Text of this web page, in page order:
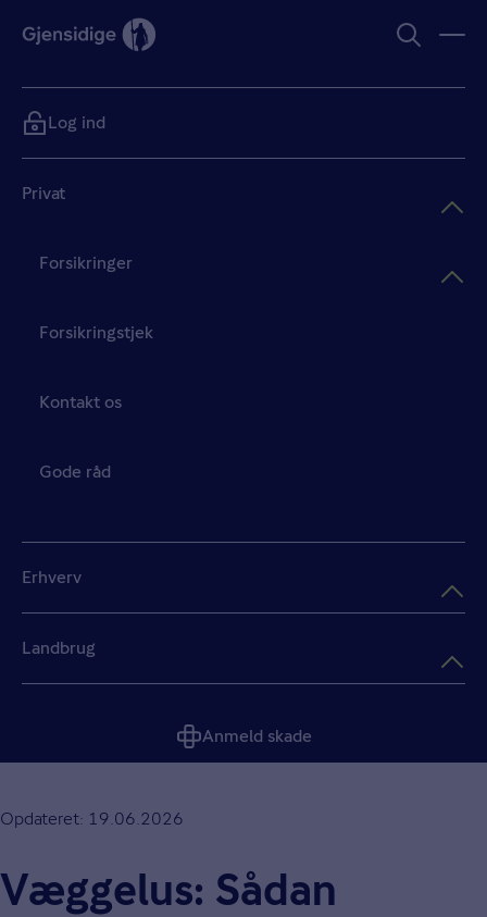
Privat
Forsikringer
Forsikringstjek
Kontakt os
Gode råd
Erhverv
Landbrug
Anmeld skade
Log ind
Opdateret: 19.06.2026
Væggelus: Sådan